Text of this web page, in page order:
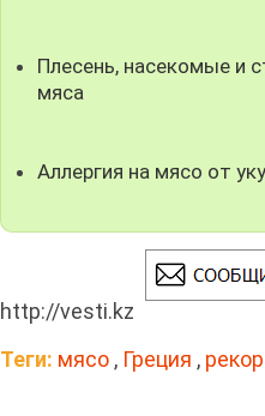
Плесень, насекомые и
мяса
Аллергия на мясо от
http://vesti.kz
Теги: мясо , Греция ,